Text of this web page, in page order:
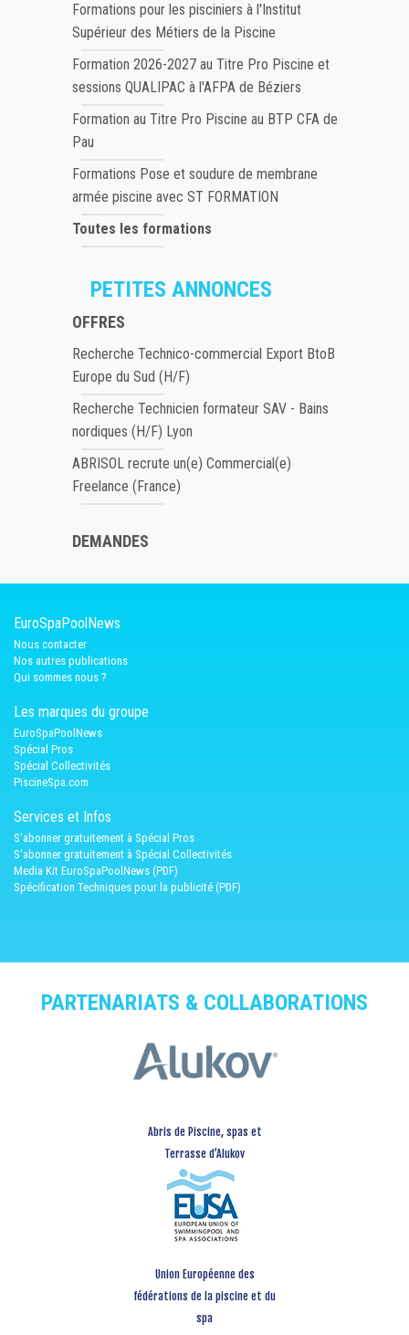
Formations pour les pisciniers à l'Institut
Supérieur des Métiers de la Piscine
Formation 2026-2027 au Titre Pro Piscine et
sessions QUALIPAC à l'AFPA de Béziers
Formation au Titre Pro Piscine au BTP CFA de
Pau
Formations Pose et soudure de membrane
armée piscine avec ST FORMATION
Toutes les formations
PETITES ANNONCES
OFFRES
Recherche Technico-commercial Export BtoB
Europe du Sud (H/F)
Recherche Technicien formateur SAV - Bains
nordiques (H/F) Lyon
ABRISOL recrute un(e) Commercial(e)
Freelance (France)
DEMANDES
EuroSpaPoolNews
Nous contacter
Nos autres publications
Qui sommes nous ?
Les marques du groupe
EuroSpaPoolNews
Spécial Pros
Spécial Collectivités
PiscineSpa.com
Services et Infos
S'abonner gratuitement à Spécial Pros
S'abonner gratuitement à Spécial Collectivités
Media Kit EuroSpaPoolNews (PDF)
Spécification Techniques pour la publicité (PDF)
PARTENARIATS & COLLABORATIONS
Abris de Piscine, spas et
Terrasse d’Alukov
Union Européenne des
fédérations de la piscine et du
spa